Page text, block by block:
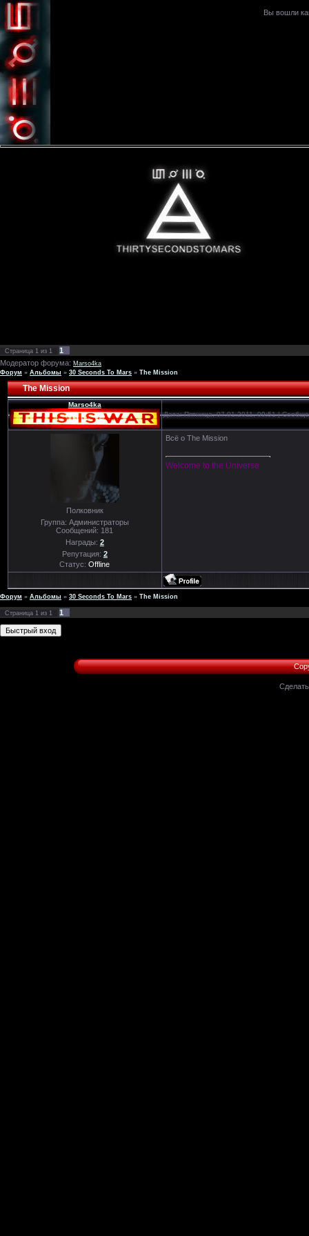
Вы вошли
Страница 1 из 1
1
Модератор форума: Marso4ka
Форум » Альбомы » 30 Seconds To Mars » The Mission
The Mission
Marso4ka
Дата: Пятница, 07.01.2011, 09:51 |
Полковник
Группа: Администраторы
Сообщений: 181
Награды: 2
Репутация: 2
Статус:Offline
Всё о The Mission
Welcome to the Universe
Форум » Альбомы » 30 Seconds To Mars » The Mission
Страница 1 из 1 1